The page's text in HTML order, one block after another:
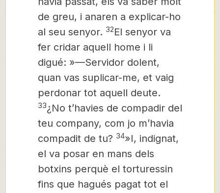
de greu, i anaren a explicar-ho
al seu senyor. 32El senyor va
fer cridar aquell home i li
digué: »—Servidor dolent,
quan vas suplicar-me, et vaig
perdonar tot aquell deute.
33¿No t’havies de compadir del
teu company, com jo m’havia
compadit de tu? 34»I, indignat,
el va posar en mans dels
botxins perquè el torturessin
fins que hagués pagat tot el